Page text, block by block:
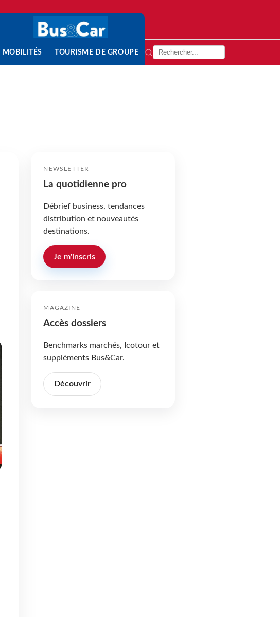
MOBILITÉS TOURISME DE GROUPE
NEWSLETTER
La quotidienne pro
Débrief business, tendances
distribution et nouveautés
destinations.
Je m'inscris
MAGAZINE
Accès dossiers
Benchmarks marchés, Icotour et
suppléments Bus&Car.
Découvrir